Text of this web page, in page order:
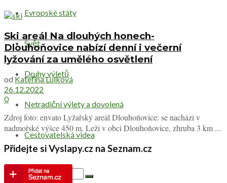
Evropské státy
Svět
Druhy výletů
Netradiční výlety a dovolená
Cestovatelská videa
Ski areál Na dlouhých honech-
Dlouhoňovice nabízí denní i večerní
lyžování za umělého osvětlení
od Kateřina Lulková
26.12.2022
0
Zdroj foto: envato Lyžařský areál Dlouhoňovice: se nachází v
nadmořské výšce 450 m. Leží v obci Dlouhoňovice, zhruba 3 km ...
Přidejte si Vyslapy.cz na Seznam.cz